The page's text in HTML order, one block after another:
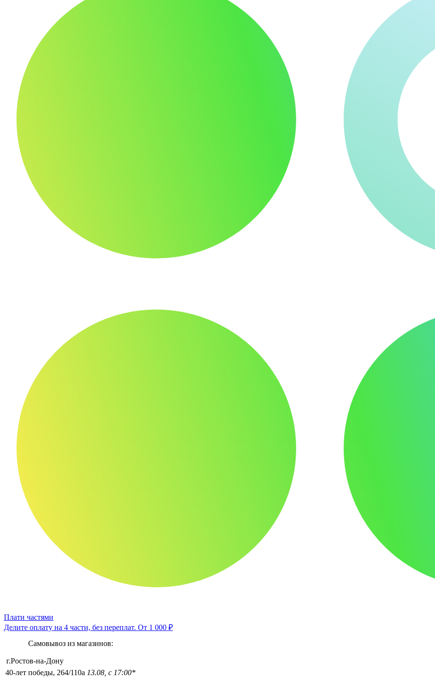
Плати частями
Делите оплату на 4 части, без переплат. От 1 000 ₽
Самовывоз из магазинов:
г.Ростов-на-Дону
40-лет победы, 264/110а 13.08, с 17:00*